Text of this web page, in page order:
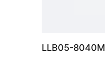
LLB05-8040M